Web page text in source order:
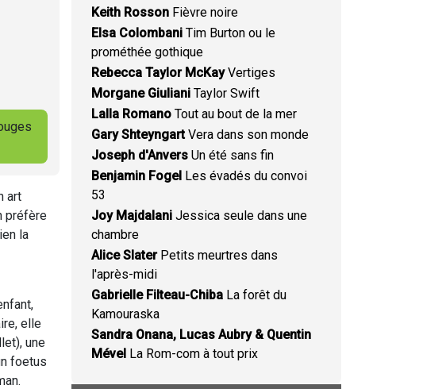
art
préfère
la
elle
une
foetus
Keith Rosson Fièvre noire
Elsa Colombani Tim Burton ou le
prométhée gothique
Rebecca Taylor McKayVertiges
Morgane Giuliani Taylor Swift
Lalla Romano Tout au bout de la mer
Gary ShteyngartVera dans son monde
Joseph d'Anvers Un été sans fin
Benjamin Fogel Les évadés du convoi
53
Joy Majdalani Jessica seule dans une
chambre
Alice SlaterPetits meurtres dans
l'après-midi
Gabrielle Filteau-Chiba La forêt du
Kamouraska
Sandra Onana, Lucas Aubry & Quentin
Mével La Rom-com à tout prix